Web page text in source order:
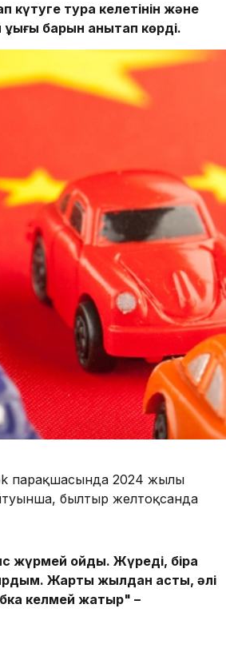
күтуге тура келетінін және
барын анықтап көрді.
парақшасында 2024 жылы
былтыр желтоқсанда
жүрмей қойды. Жүреді, бірақ
Жарты жылдан асты, әлі
келмей жатыр" –